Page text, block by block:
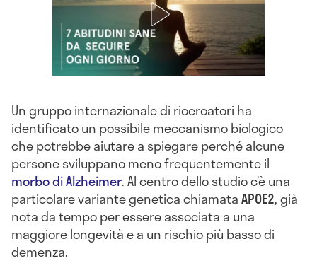
Un gruppo internazionale di ricercatori ha
identificato un possibile meccanismo biologico
che potrebbe aiutare a spiegare perché alcune
persone sviluppano meno frequentemente il
morbo di Alzheimer. Al centro dello studio c’è una
particolare variante genetica chiamataAPOE2, già
nota da tempo per essere associata a una
maggiore longevità e a un rischio più basso di
demenza.